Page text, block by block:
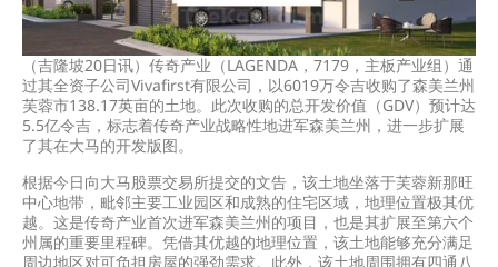
（吉隆坡20日讯）传奇产业（LAGENDA，7179，主板产业组）通
过其全资子公司Vivafirst有限公司，以6019万令吉收购了森美兰州
芙蓉市138.17英亩的土地。此次收购的总开发价值（GDV）预计达
5.5亿令吉，标志着传奇产业战略性地进军森美兰州，进一步扩展
了其在大马的开发版图。
根据今日向大马股票交易所提交的文告，该土地坐落于芙蓉新那旺
中心地带，毗邻主要工业园区和成熟的住宅区域，地理位置极其优
越。这是传奇产业首次进军森美兰州的项目，也是其扩展至第六个
州属的重要里程碑。凭借其优越的地理位置，该土地能够充分满足
周边地区对可负担房屋的强劲需求。此外，该土地周围拥有四通八